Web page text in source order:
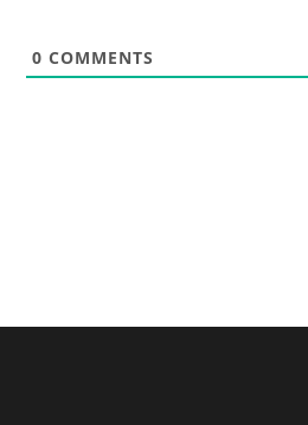
0 COMMENTS